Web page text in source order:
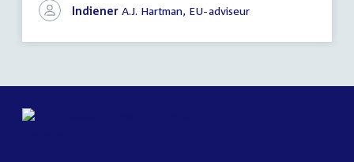
EU-
voorstellen
Indiener A.J. Hartman, EU-adviseur